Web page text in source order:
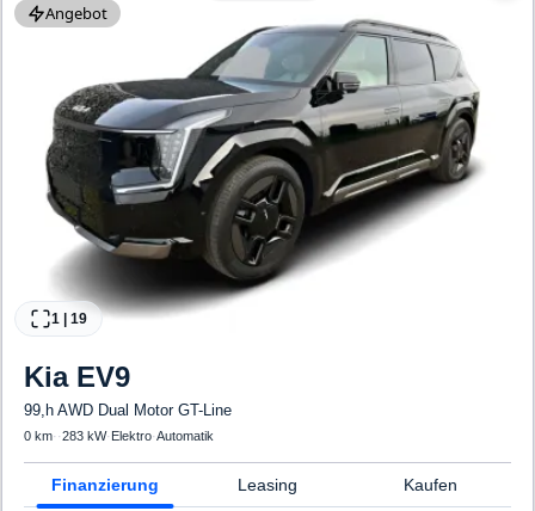
Angebot
1 19
Kia EV9
99,h AWD Dual Motor GT-Line
0 km· ·283 kW· Elektro·Automatik
Finanzierung Leasing Kaufen